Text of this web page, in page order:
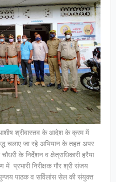
आशीष श्रीवास्तव के आदेश के क्रम में
चलाए जा रहे अभियान के तहत अपर
के निर्देशन व क्षेत्राधिकारी हरैया
में प्रभारी निरीक्षक गौर श्री संजय
पाठक व सर्विलांस सेल की संयुक्त